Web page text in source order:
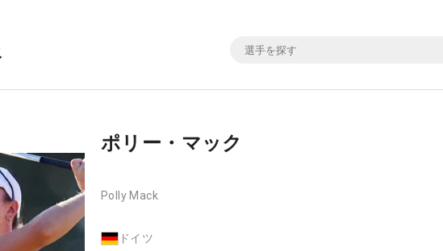
ポリー・マック
Polly Mack
ドイツ